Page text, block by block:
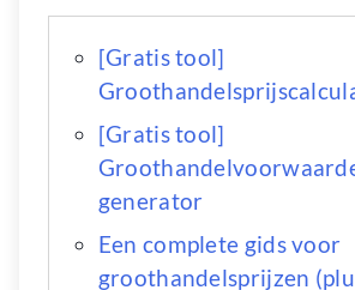
[Gratis tool]
[Gratis tool]
generator
Een complete gids voor
groothandelsprijzen